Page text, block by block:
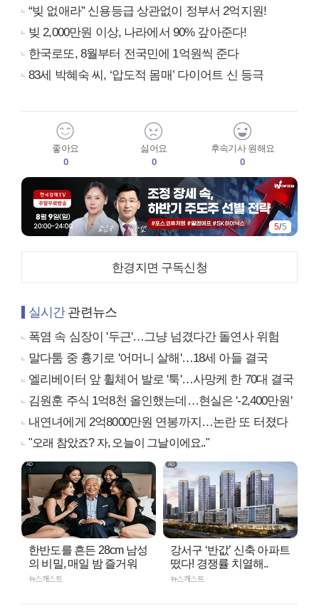
“빚 없애라” 신용등급 상관없이 정부서 2억지원!
빚 2,000만원 이상, 나라에서 90% 갚아준다!
한국로또, 8월부터 전국민에 1억원씩 준다
83세 박혜숙 씨, ‘압도적 몸매’ 다이어트 신 등극
좋아요
0
싫어요
0
후속기사 원해요
0
5/5
한경지면 구독신청
실시간관련뉴스
폭염 속 심장이 '두근'…그냥 넘겼다간 돌연사 위험
말다툼 중 흉기로 '어머니 살해'…18세 아들 결국
엘리베이터 앞 휠체어 발로 '툭'…사망케 한 70대 결국
김원훈 주식 1억8천 올인했는데…현실은 '-2,400만원'
내연녀에게 2억8000만원 연봉까지…논란 또 터졌다
"오래 참았죠? 자, 오늘이 그날이에요.."
한반도를 흔든 28cm 남성
의 비밀, 매일 밤 즐거워
뉴스캐스트
강서구 ‘반값’ 신축 아파트
떴다! 경쟁률 치열해..
뉴스캐스트